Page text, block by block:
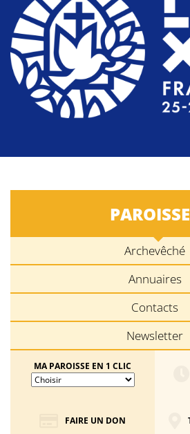
Archevêché
Annuaires
Contacts
Newsletter
MA PAROISSE EN 1 CLIC
FAIRE UN DON